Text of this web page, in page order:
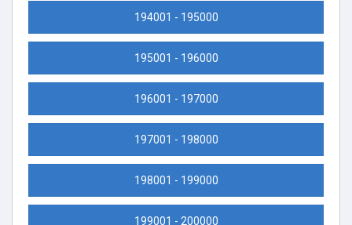
194001 - 195000
195001 - 196000
196001 - 197000
197001 - 198000
198001 - 199000
199001 - 200000